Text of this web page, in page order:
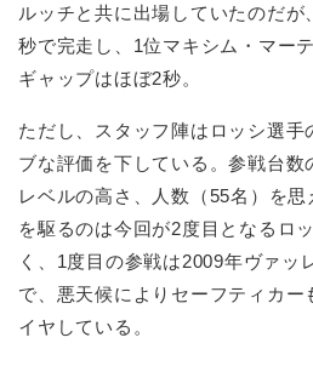
ルッチと共に出場していたのだ
秒で完走し、1位マキシム・マー
ギャップはほぼ2秒。
ただし、スタッフ陣はロッシ選手
ブな評価を下している。参戦台
レベルの高さ、人数（55名）を
を駆るのは今回が2度目となるロ
く、1度目の参戦は2009年ヴァッ
で、悪天候によりセーフティカー
イヤしている。